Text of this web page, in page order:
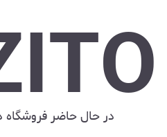
در حال حاضر